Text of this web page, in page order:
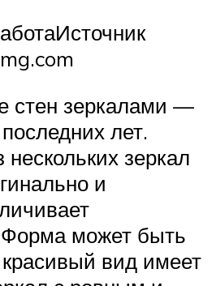
стен зеркалами —
лет.
зеркал
и
Форма может быть
вид имеет